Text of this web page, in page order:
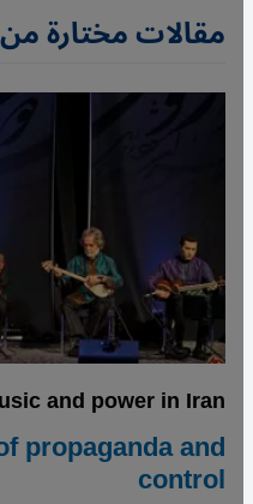
مقالات مختارة
and power in Iran
propaganda and
control